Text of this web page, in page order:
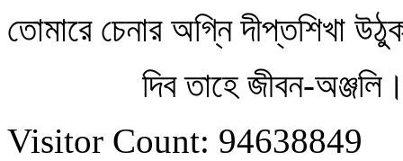
তোমারে চেনার অগ্নি দীপ্তশিখা
দিব তাহে জীবন-
Visitor Count: 94638849